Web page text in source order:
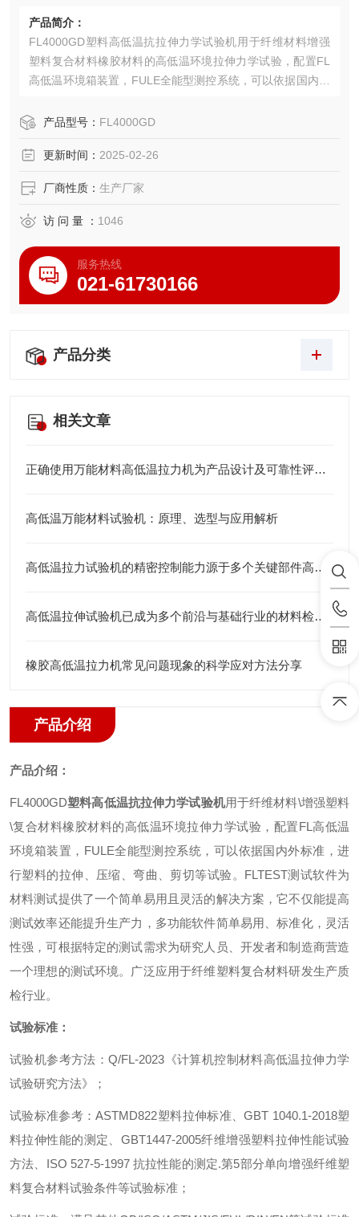
产品简介：
FL4000GD塑料高低温抗拉伸力学试验机用于纤维材料增强
塑料复合材料橡胶材料的高低温环境拉伸力学试验，配置FL
高低温环境箱装置，FULE全能型测控系统，可以依据国内外
产品型号： FL4000GD
更新时间： 2025-02-26
厂商性质： 生产厂家
访 问 量 ： 1046
服务热线
021-61730166
产品分类
相关文章
正确使用万能材料高低温拉力机为产品设计及可靠性评估提供关键数据
高低温万能材料试验机：原理、选型与应用解析
高低温拉力试验机的精密控制能力源于多个关键部件高度集成
高低温拉伸试验机已成为多个前沿与基础行业的材料检测仪器
橡胶高低温拉力机常见问题现象的科学应对方法分享
产品介绍
产品介绍：
FL4000GD塑料高低温抗拉伸力学试验机用于纤维材料\增强塑料
\复合材料橡胶材料的高低温环境拉伸力学试验 ， 配置FL 高低温
环境箱装置 ， FULE全能型测控系统 ， 可以依据国内外标准 ，进
行塑料的拉伸、压缩、弯曲、剪切等试验。 FLTEST测试软件为
材料测试提供了一个简单易用且灵活的解决方案，它不仅能提高
测试效率还能提升生产力，多功能软件简单易用、标准化，灵活
性强，可根据特定的测试需求为研究人员、开发者和制造商营造
一个理想的测试环境。广泛应用于纤维塑料复合材料研发生产质
检行业。
试验标准：
试验机参考方法 ：Q/FL-2023 《计算机控制材料高低温拉伸力学
试验研究方法》
；
试验标准参考 ：ASTMD822塑料拉伸标准、GBT 1040.1-2018塑
料拉伸性能的测定、 GBT1447-2005纤维增强塑料拉伸性能试验
方法、 ISO 527-5-1997 抗拉性能的测定.第5部分单向增强纤维塑
料复合材料试验条件等试验标准 ；